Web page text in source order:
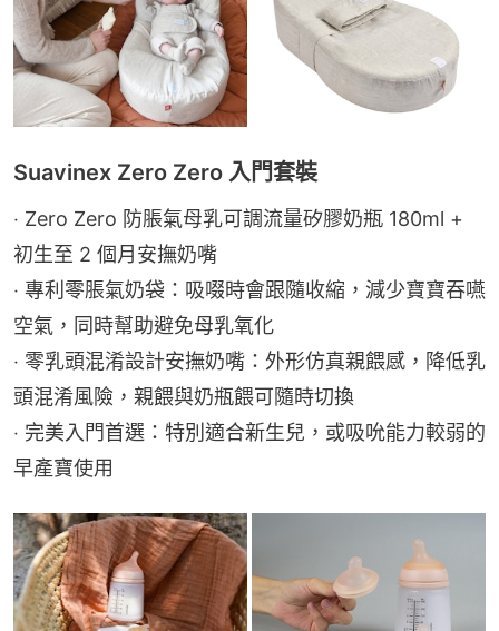
Suavinex Zero Zero 入門套裝
‧ Zero Zero 防脹氣母乳可調流量矽膠奶瓶 180ml +
初生至 2 個月安撫奶嘴
‧ 專利零脹氣奶袋：吸啜時會跟隨收縮，減少寶寶吞嚥
空氣，同時幫助避免母乳氧化
‧ 零乳頭混淆設計安撫奶嘴：外形仿真親餵感，降低乳
頭混淆風險，親餵與奶瓶餵可隨時切換
‧ 完美入門首選：特別適合新生兒，或吸吮能力較弱的
早產寶使用